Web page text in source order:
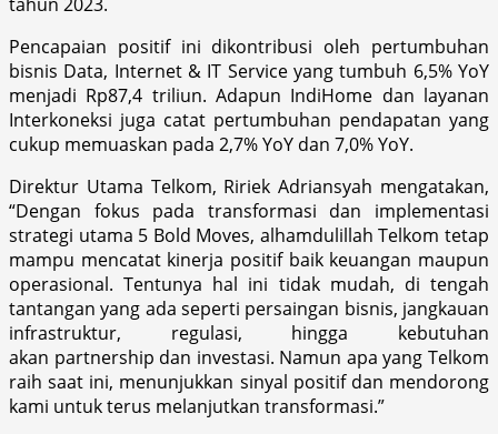
Pencapaian positif ini dikontribusi oleh pertumbuhan
bisnis Data, Internet & IT Service yang tumbuh 6,5% YoY
menjadi Rp87,4 triliun. Adapun IndiHome dan layanan
Interkoneksi juga catat pertumbuhan pendapatan yang
cukup memuaskan pada 2,7% YoY dan 7,0% YoY.
Direktur Utama Telkom, Ririek Adriansyah mengatakan,
“Dengan fokus pada transformasi dan implementasi
strategi utama 5 Bold Moves, alhamdulillah Telkom tetap
mampu mencatat kinerja positif baik keuangan maupun
operasional. Tentunya hal ini tidak mudah, di tengah
tantangan yang ada seperti persaingan bisnis, jangkauan
infrastruktur, regulasi, hingga kebutuhan
akan partnership dan investasi. Namun apa yang Telkom
raih saat ini, menunjukkan sinyal positif dan mendorong
kami untuk terus melanjutkan transformasi.”